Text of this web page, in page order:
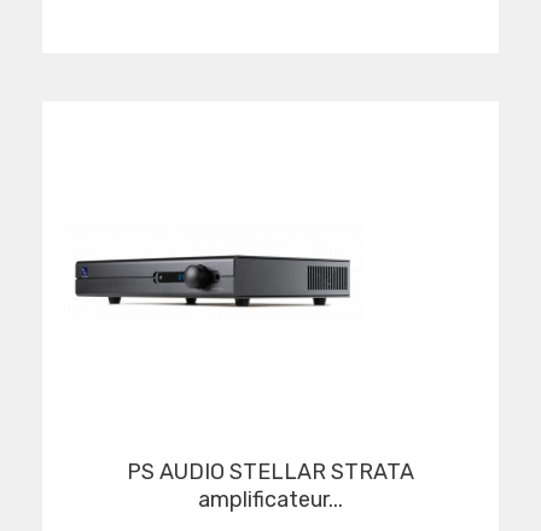
PS AUDIO STELLAR STRATA
amplificateur...